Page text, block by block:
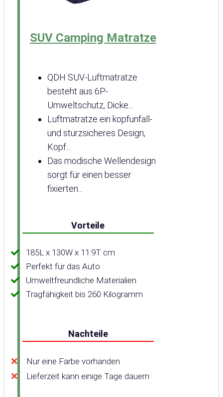
SUV Camping Matratze
QDH SUV-Luftmatratze
besteht aus 6P-
Umweltschutz, Dicke...
Luftmatratze ein kopfunfall-
und sturzsicheres Design,
Kopf...
Das modische Wellendesign
sorgt für einen besser
fixierten...
Vorteile
185L x 130W x 11.9T cm
Perfekt für das Auto
Umweltfreundliche Materialien
Tragfähigkeit bis 260 Kilogramm
Nachteile
Nur eine Farbe vorhanden
Lieferzeit kann einige Tage dauern